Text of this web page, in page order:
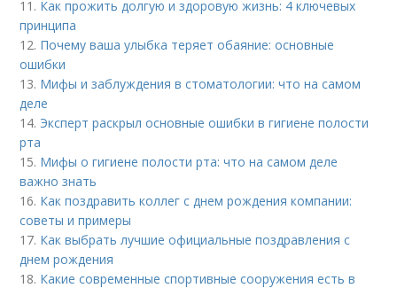
11. Как прожить долгую и здоровую жизнь: 4 ключевых
принципа
12. Почему ваша улыбка теряет обаяние: основные
ошибки
13. Мифы и заблуждения в стоматологии: что на самом
деле
14. Эксперт раскрыл основные ошибки в гигиене полости
рта
15. Мифы о гигиене полости рта: что на самом деле
важно знать
16. Как поздравить коллег с днем рождения компании:
советы и примеры
17. Как выбрать лучшие официальные поздравления с
днем рождения
18. Какие современные спортивные сооружения есть в